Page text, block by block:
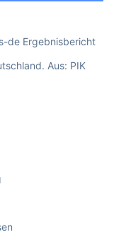
de Ergebnisbericht
Aus: PIK